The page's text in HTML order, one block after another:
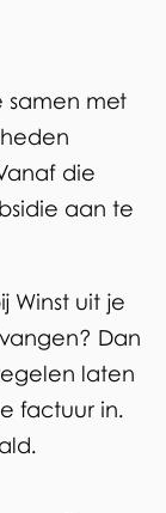
samen met
die
aan te
Winst uit je
Dan
laten
factuur in.